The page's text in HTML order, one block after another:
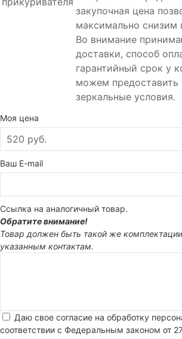
закупочная цена
максимально снизим
Во внимание
доставки, способ
гарантийный срок у
можем предоставить
зеркальные условия.
Моя цена
Ваш E-mail
Ссылка на аналогичный товар.
Обратите внимание!
Товар должен быть такой же
указанным контактам.
Даю свое согласие на обработку
соответствии с Федеральным законом от